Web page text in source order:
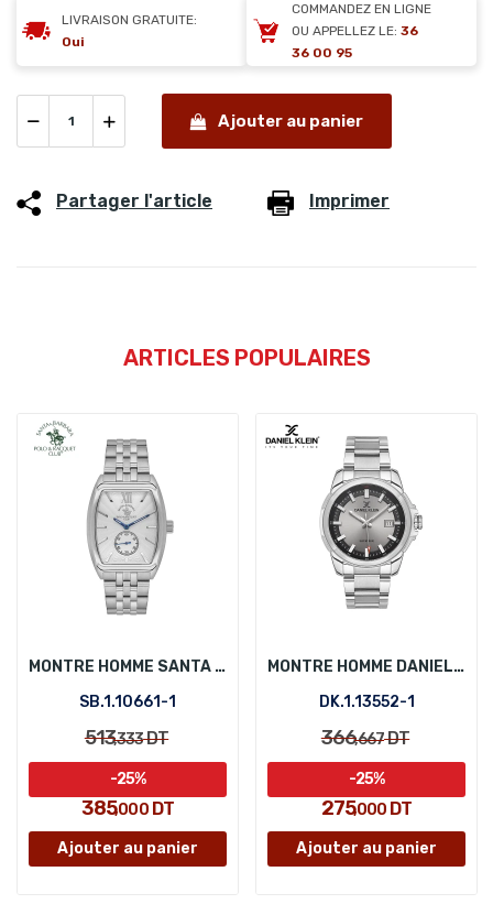
LIVRAISON GRATUITE:
Oui
COMMANDEZ EN LIGNE
OU APPELLEZ LE: 36
36 00 95
Ajouter au panier
Partager l'article Imprimer
ARTICLES POPULAIRES
MONTRE HOMME SANTA BARBARA POLO SB.1.10661-1
SB.1.10661-1
513,333DT
385,000DT
-25%
Ajouter au panier
MONTRE HOMME DANIEL KLEIN DK.1.13552-1
DK.1.13552-1
366,667DT
275,000 DT
-25%
Ajouter au panier